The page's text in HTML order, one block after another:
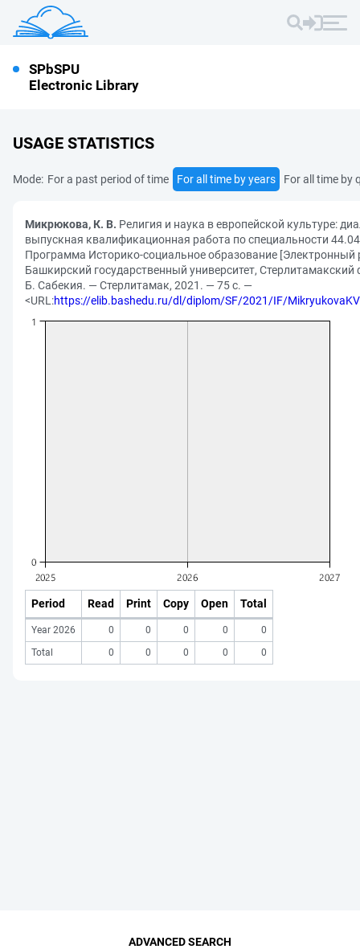
SPbSPU
Electronic Library
USAGE STATISTICS
Mode: For a past period of time For all time by years For all time by
Микрюкова, К. В. Религия и наука в европейской культуре:
выпускная квалификационная работа по специальности
Программа Историко-социальное образование
Башкирский государственный университет,
Б. Сабекия. — Стерлитамак, 2021. — 75 с. —
<URL:https://elib.bashedu.ru/dl/diplom/SF/2021/IF/
Period Read Print Copy Open Total
Year 2026 0 0 0 0
0
Total
0 0 0 0 0
ADVANCED SEARCH